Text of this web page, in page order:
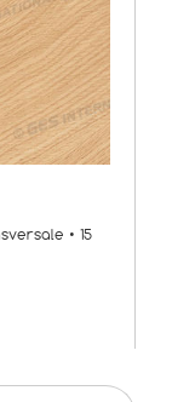
• 15